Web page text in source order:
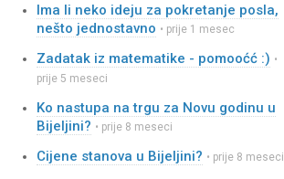
Ima li neko ideju za pokretanje posla,
nešto jednostavno • prije 1 mesec
Zadatak iz matematike - pomooćć :) •
prije 5 meseci
Ko nastupa na trgu za Novu godinu u
Bijeljini? • prije 8 meseci
Cijene stanova u Bijeljini? • prije 8 meseci